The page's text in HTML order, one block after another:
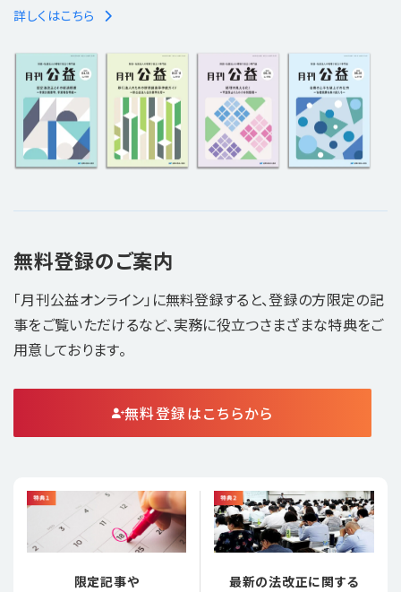
詳しくはこちら
無料登録のご案内
「月刊公益オンライン」に無料登録すると、登録の方限定の記
事をご覧いただけるなど、実務に役立つさまざまな特典をご
用意しております。
無料登録はこちらから
限定記事や
最新の法改正に関する